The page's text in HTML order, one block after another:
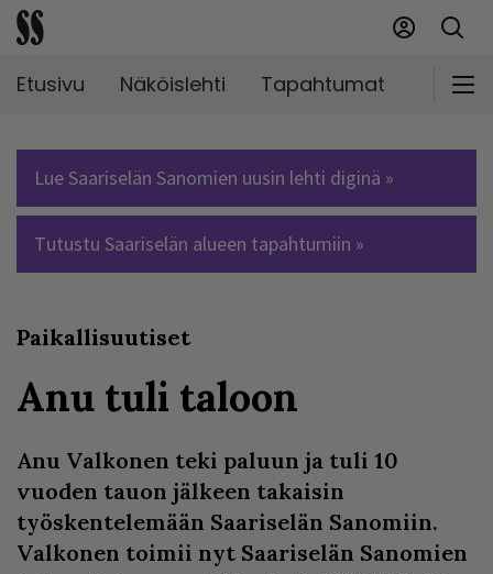
Etusivu Näköislehti Tapahtumat
Lue Saariselän Sanomien uusin lehti diginä »
Tutustu Saariselän alueen tapahtumiin »
Paikallisuutiset
Anu tuli taloon
Anu Valkonen teki paluun ja tuli 10
vuoden tauon jälkeen takaisin
työskentelemään Saariselän Sanomiin.
Valkonen toimii nyt Saariselän Sanomien